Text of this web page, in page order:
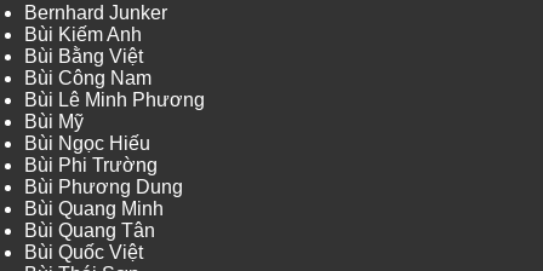
Bernhard Junker
Bùi Kiếm Anh
Bùi Bằng Việt
Bùi Công Nam
Bùi Lê Minh Phương
Bùi Mỹ
Bùi Ngọc Hiếu
Bùi Phi Trường
Bùi Phương Dung
Bùi Quang Minh
Bùi Quang Tân
Bùi Quốc Việt